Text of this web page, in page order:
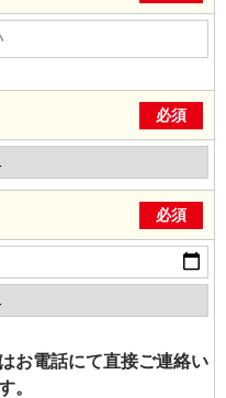
必須
必須
お電話にて直接ご連絡い
。